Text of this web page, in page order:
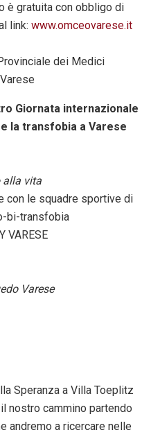
è gratuita con obbligo di
link: www.omceovarese.it
dei Medici
Giornata internazionale
la transfobia a Varese
alla vita
con le squadre sportive di
bi-transfobia
VARESE
Varese
Speranza a Villa Toeplitz
nostro cammino partendo
andremo a ricercare nelle